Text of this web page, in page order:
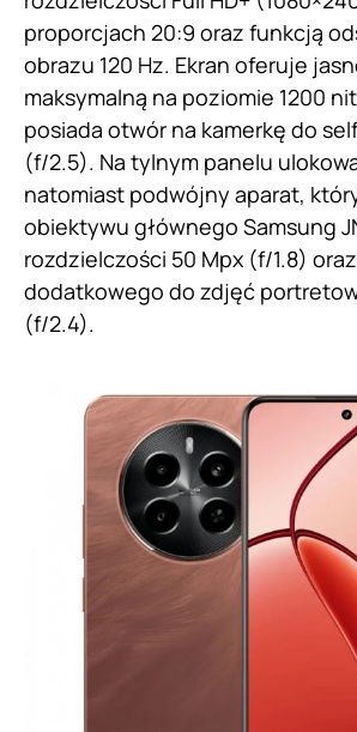
proporcjach 20:9 oraz funkcją
obrazu 120 Hz. Ekran oferuje
maksymalną na poziomie 1200
posiada otwór na kamerkę do
(f/2.5). Na tylnym panelu
natomiast podwójny aparat,
obiektywu głównego Samsung
rozdzielczości 50 Mpx (f/1.8)
dodatkowego do zdjęć
(f/2.4).